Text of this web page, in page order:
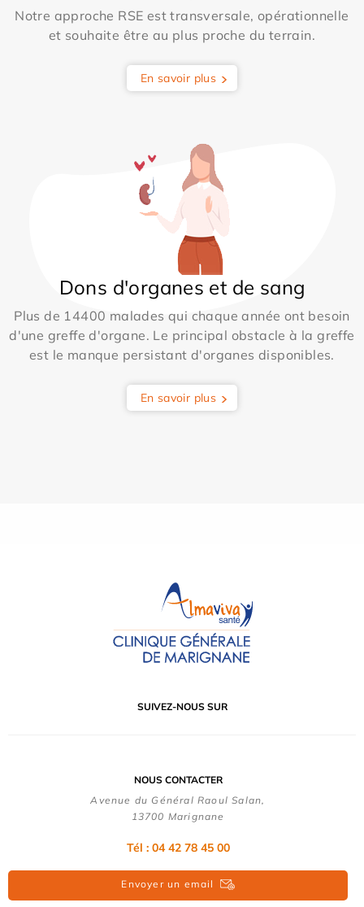
Notre approche RSE est transversale, opérationnelle
et souhaite être au plus proche du terrain.
En savoir plus
Dons d'organes et de sang
Plus de 14400 malades qui chaque année ont besoin
d'une greffe d'organe. Le principal obstacle à la greffe
est le manque persistant d'organes disponibles.
En savoir plus
SUIVEZ-NOUS SUR
NOUS CONTACTER
Avenue du Général Raoul Salan,
13700 Marignane
Tél : 04 42 78 45 00
Envoyer un email